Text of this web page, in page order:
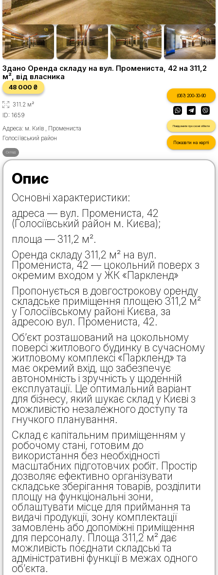
Здано Оренда складу на вул. Промениста, 42 на 311,2
м², від власника
48 000 ₴
311.2 м²
ID: 1659
Адреса: м. Київ , Промениста
Голосіївський район
(067) 200-30-90
Повідомити про схожі об'єкти
Показати на карті
Склад
Опис
Основні характеристики:
адреса — вул. Промениста, 42
(Голосіївський район м. Києва);
площа — 311,2 м².
Оренда складу 311,2 м² на вул.
Промениста, 42 — цокольний поверх з
окремим входом у ЖК «Паркленд»
Пропонується в довгострокову оренду
складське приміщення площею 311,2 м²
у Голосіївському районі Києва, за
адресою вул. Промениста, 42.
Об’єкт розташований на цокольному
поверсі житлового будинку в сучасному
житловому комплексі «Паркленд» та
має окремий вхід, що забезпечує
автономність і зручність у щоденній
експлуатації. Це оптимальний варіант
для бізнесу, який шукає склад у Києві з
можливістю незалежного доступу та
гнучкого планування.
Склад є капітальним приміщенням у
робочому стані, готовим до
використання без необхідності
масштабних підготовчих робіт. Простір
дозволяє ефективно організувати
складське зберігання товарів, розділити
площу на функціональні зони,
облаштувати місце для приймання та
видачі продукції, зону комплектації
замовлень або допоміжні приміщення
для персоналу. Площа 311,2 м² дає
можливість поєднати складські та
адміністративні функції в межах одного
об’єкта.